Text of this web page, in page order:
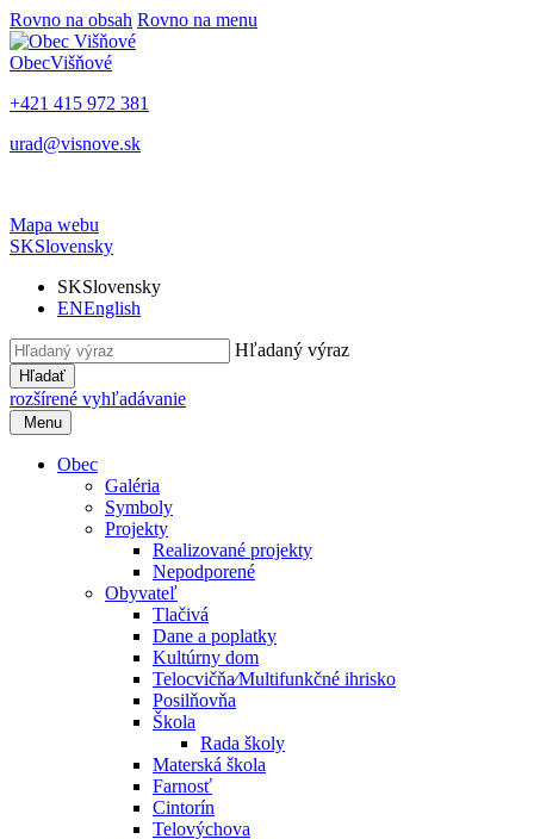
Rovno na obsah Rovno na menu
ObecVišňové
+421 415 972 381
urad@visnove.sk
Mapa webu
SKSlovensky
SKSlovensky
ENEnglish
Hľadaný výraz
Hľadať
rozšírené vyhľadávanie
Menu
Obec
Galéria
Symboly
Projekty
Realizované projekty
Nepodporené
Obyvateľ
Tlačivá
Dane a poplatky
Kultúrny dom
Telocvičňa⁄Multifunkčné ihrisko
Posilňovňa
Škola
Rada školy
Materská škola
Farnosť
Cintorín
Telovýchova